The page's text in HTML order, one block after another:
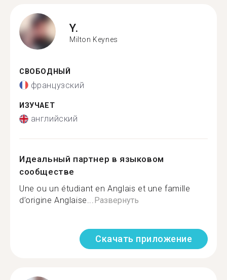
Y.
Milton Keynes
СВОБОДНЫЙ
французский
ИЗУЧАЕТ
английский
Идеальный партнер в языковом
сообществе
Une ou un étudiant en Anglais et une famille
d’origine Anglaise...Развернуть
Скачать приложение